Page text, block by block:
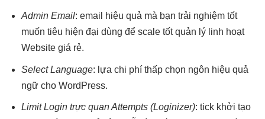
Admin Email: email hiệu quả mà bạn trải nghiệm tốt
muốn tiêu hiện đại dùng để scale tốtquản lý linh hoạt
Website giá rẻ.
Select Language: lựa chi phí thấpchọn ngôn hiệu quả
ngữ cho WordPress.
Limit Login trực quanAttempts (Loginizer): tick khởi tạo